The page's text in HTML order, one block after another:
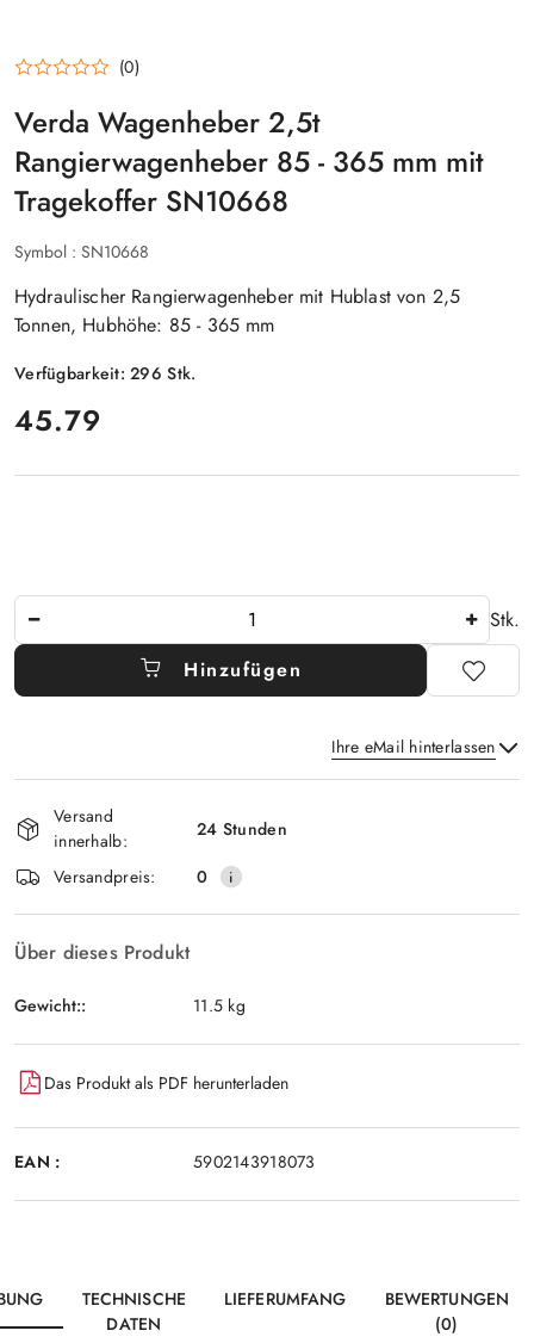
(0)
Verda Wagenheber 2,5t
Rangierwagenheber 85 - 365 mm mit
Tragekoffer SN10668
Symbol : SN10668
Hydraulischer Rangierwagenheber mit Hublast von 2,5
Tonnen, Hubhöhe: 85 - 365 mm
Verfügbarkeit:296Stk.
preis:
45.79
Stk.
Hinzufügen
Ihre eMail hinterlassen
und
lieferung
Versand
innerhalb:
24 Stunden
Versandpreis:
0
Über dieses Produkt
Gewicht:: 11.5 kg
Das Produkt als PDF herunterladen
EAN : 5902143918073
TECHNISCHE
DATEN
LIEFERUMFANG
BEWERTUNGEN
(0)